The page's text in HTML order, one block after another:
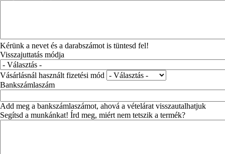
Kérünk a nevet és a darabszámot is tüntesd fel!
Visszajuttatás módja
Vásárlásnál használt fizetési mód
Bankszámlaszám
Add meg a bankszámlaszámot, ahová a vételárat visszautalhatjuk
Segítsd a munkánkat! Írd meg, miért nem tetszik a termék?